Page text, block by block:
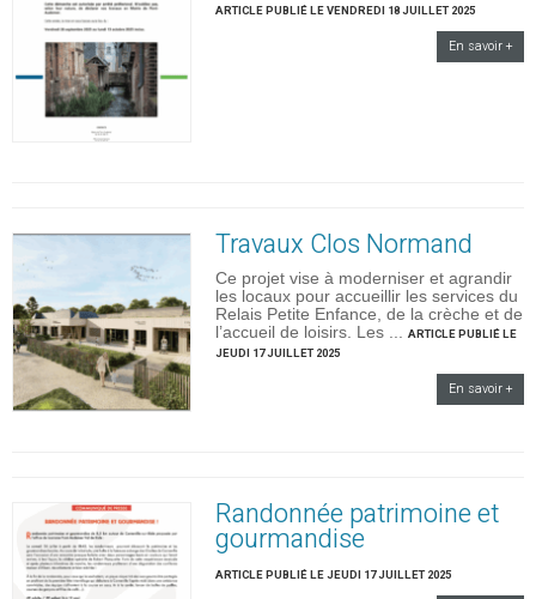
ARTICLE PUBLIÉ LE VENDREDI 18 JUILLET 2025
En savoir +
Travaux Clos Normand
Ce projet vise à moderniser et agrandir
les locaux pour accueillir les services du
Relais Petite Enfance, de la crèche et de
l’accueil de loisirs. Les ... ARTICLE PUBLIÉ LE
JEUDI 17 JUILLET 2025
En savoir +
Randonnée patrimoine et
gourmandise
ARTICLE PUBLIÉ LE JEUDI 17 JUILLET 2025